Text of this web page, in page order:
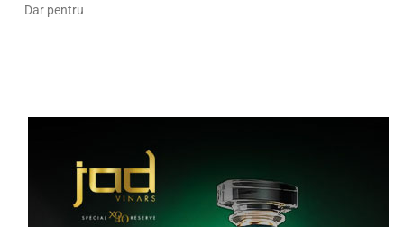
Dar pentru